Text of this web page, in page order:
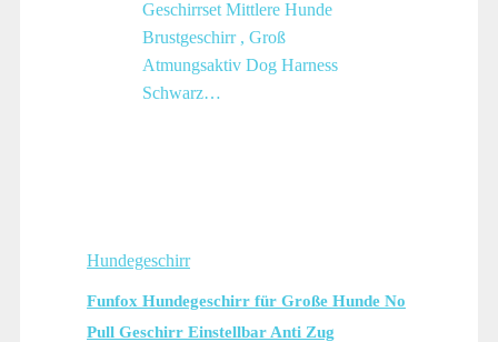
Hundegeschirr
Funfox Hundegeschirr für Große Hunde No
Pull Geschirr Einstellbar Anti Zug